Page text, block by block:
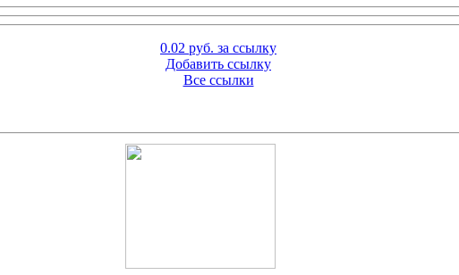
0.02 руб. за ссылку
Добавить ссылку
Все ссылки